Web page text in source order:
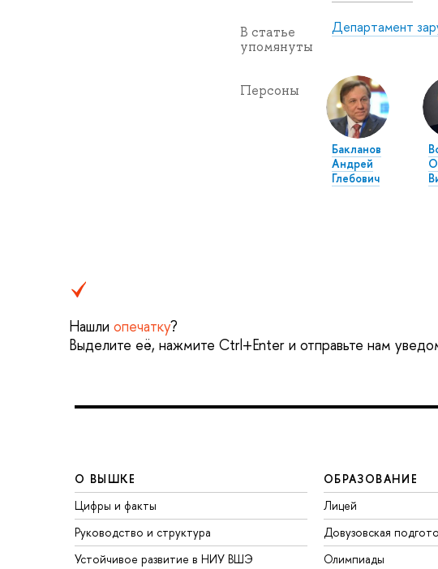
В статье
упомянуты
Департамент
Персоны
Бакланов
Андрей
Глебович
Нашли опечатку?
Выделите её, нажмите Ctrl+Enter и отправьте нам
О ВЫШКЕ
Цифры и факты
Руководство и структура
Устойчивое развитие в НИУ ВШЭ
ОБРАЗОВАНИЕ
Лицей
Довузовская
Олимпиады